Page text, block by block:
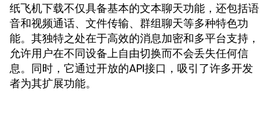
纸飞机下载不仅具备基本的文本聊天功能，还包括语
音和视频通话、文件传输、群组聊天等多种特色功
能。其独特之处在于高效的消息加密和多平台支持，
允许用户在不同设备上自由切换而不会丢失任何信
息。同时，它通过开放的API接口，吸引了许多开发
者为其扩展功能。